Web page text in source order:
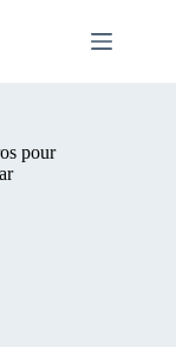
pour